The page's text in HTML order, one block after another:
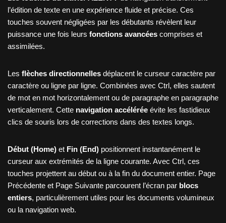
l’édition de texte en une expérience fluide et précise. Ces
touches souvent négligées par les débutants révèlent leur
puissance une fois leurs fonctions avancées comprises et
assimilées.
Les flèches directionnelles déplacent le curseur caractère par
caractère ou ligne par ligne. Combinées avec Ctrl, elles sautent
de mot en mot horizontalement ou de paragraphe en paragraphe
verticalement. Cette navigation accélérée évite les fastidieux
clics de souris lors de corrections dans des textes longs.
Début (Home) et Fin (End) positionnent instantanément le
curseur aux extrémités de la ligne courante. Avec Ctrl, ces
touches projettent au début ou à la fin du document entier. Page
Précédente et Page Suivante parcourent l’écran par blocs
entiers, particulièrement utiles pour les documents volumineux
ou la navigation web.